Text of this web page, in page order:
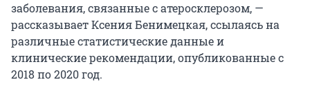
заболевания, связанные с атеросклерозом, —
рассказывает Ксения Бенимецкая, ссылаясь на
различные статистические данные и
клинические рекомендации, опубликованные с
2018 по 2020 год.